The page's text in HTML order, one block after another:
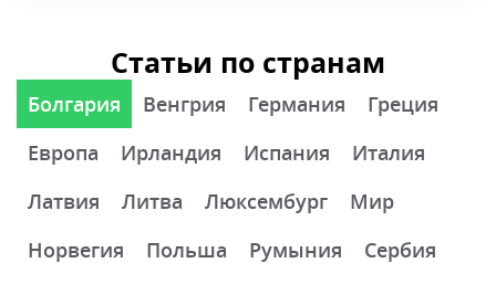
Статьи по странам
Болгария Венгрия Германия
Греция
Европа
Ирландия Испания
Италия
Латвия
Литва Люксембург
Мир
Норвегия
Польша Румыния
Сербия